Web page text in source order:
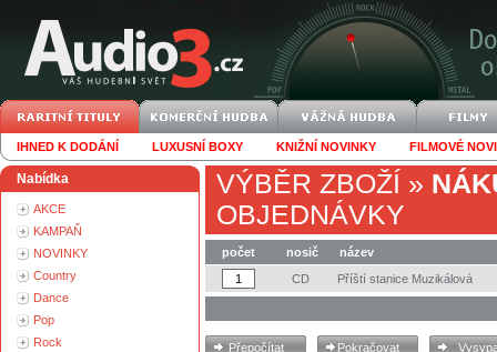
IHNED K DODÁNÍ LUXUSNÍ BOXY KNIŽNÍ NOVINKY FILMOVÉ
Nabídka
AKCE
KAMPAŇ
NOVINKY
Country
Dance
Pop
Rock
VÝBĚR ZBOŽÍ »
OBJEDNÁVKY
počet nosič
název
CD
Příští stanice Muzikálová